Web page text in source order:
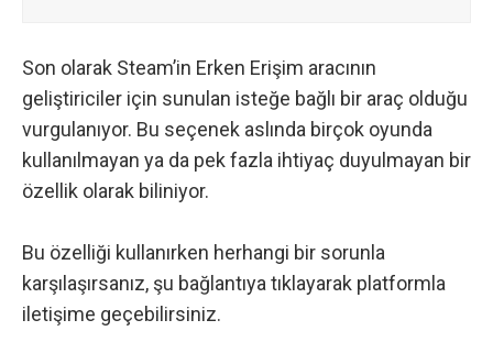
Son olarak Steam’in Erken Erişim aracının
geliştiriciler için sunulan isteğe bağlı bir araç olduğu
vurgulanıyor. Bu seçenek aslında birçok oyunda
kullanılmayan ya da pek fazla ihtiyaç duyulmayan bir
özellik olarak biliniyor.
Bu özelliği kullanırken herhangi bir sorunla
karşılaşırsanız, şu bağlantıya tıklayarak platformla
iletişime geçebilirsiniz.